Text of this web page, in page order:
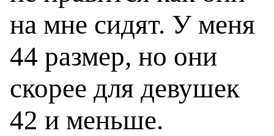
на мне сидят. У меня
44 размер, но они
скорее для девушек
42 и меньше.